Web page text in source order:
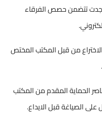
تتضمن حصص الفرقاء
من قبل المكتب المختص
الحماية المقدم من المكتب
على الصياغة قبل الايداع.